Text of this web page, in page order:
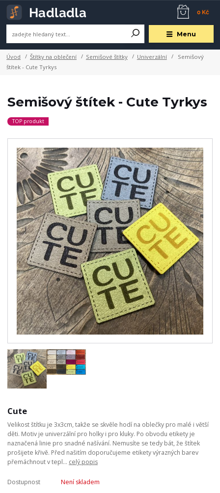
Menu
0 Kč
Úvod Štítky na oblečení Semišové štítky Univerzální
Semišový
štítek - Cute Tyrkys
Semišový štítek - Cute Tyrkys
TOP produkt
Cute
Velikost štítku je 3x3cm, takže se skvěle hodí na oblečky pro malé i větší
děti. Motiv je univerzální pro holky i pro kluky. Po obvodu etikety je
naznačená linie pro snadné našívání. Nemusíte se tedy bát, že štítek
prošijete křivě. Před našitím doporučujeme etikety výrazných barev
přemáchnout v tepl... celý popis
Dostupnost
Není skladem